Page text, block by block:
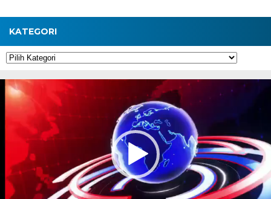
KATEGORI
Kategori
Pemutar
Video